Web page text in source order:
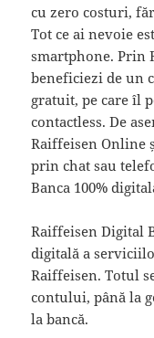
cu zero costuri,
Tot ce ai nevoie
smartphone. Prin
beneficiezi de un
gratuit, pe care îl
contactless. De
Raiffeisen Online
prin chat sau
Banca 100%
Raiffeisen Digital
digitală a
Raiffeisen. Totul
contului, până la
la bancă.